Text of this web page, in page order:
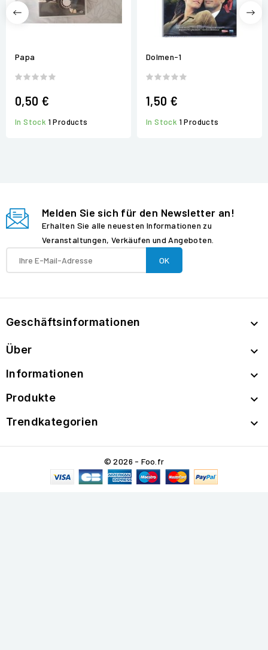
Papa
0,50 €
In Stock 1 Products
Dolmen-1
1,50 €
In Stock 1 Products
Melden Sie sich für den Newsletter an!
Erhalten Sie alle neuesten Informationen zu
Veranstaltungen, Verkäufen und Angeboten.
Geschäftsinformationen 
Über 
Informationen 
Produkte 
Trendkategorien 
© 2026 - Foo.fr